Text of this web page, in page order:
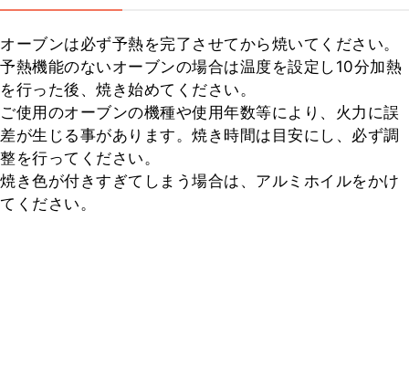
オーブンは必ず予熱を完了させてから焼いてください。
予熱機能のないオーブンの場合は温度を設定し10分加熱
を行った後、焼き始めてください。
ご使用のオーブンの機種や使用年数等により、火力に誤
差が生じる事があります。焼き時間は目安にし、必ず調
整を行ってください。
焼き色が付きすぎてしまう場合は、アルミホイルをかけ
てください。